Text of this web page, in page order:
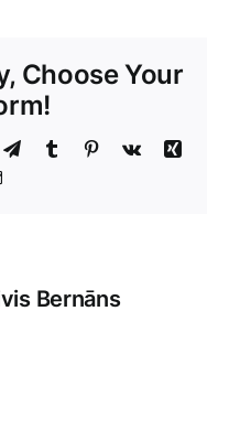
Choose Your
TelegramTumblr Pinterest
Vk
Xing
E-
Bernāns